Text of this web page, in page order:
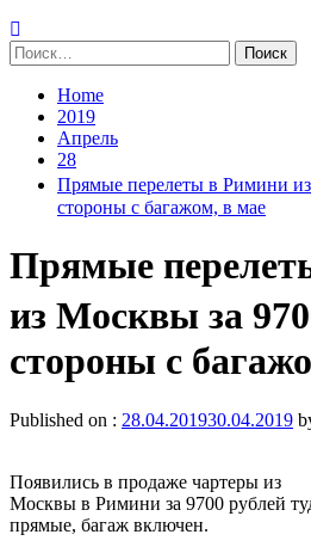
Найти:
Home
2019
Апрель
28
Прямые перелеты в Римини
стороны с багажом, в мае
Прямые
из Москвы за
стороны с
Published on : 28.04.201930.04.2019
Появились в продаже чартеры из
Москвы в Римини за 9700 рублей
прямые, багаж включен.